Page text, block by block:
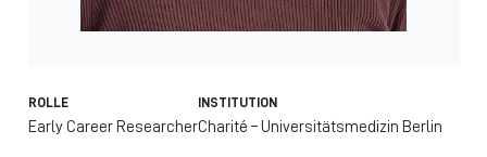
ROLLE
Early Career Researcher
INSTITUTION
Charité – Universitätsmedizin Berlin